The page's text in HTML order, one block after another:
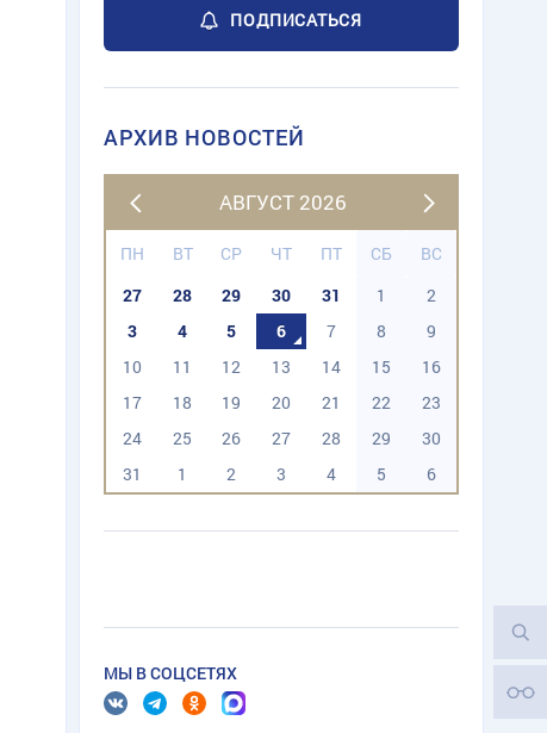
ПОДПИСАТЬСЯ
АРХИВ НОВОСТЕЙ
АВГУСТ 2026
ПН ВТ СР ЧТ ПТ СБ
ВС
27
28 29 30 31 1
2
3
4 5 6 7 8
9
10
11 12 13 14 15
16
17
18 19 20 21 22
23
24
25 26 27 28 29
30
31
1 2 3 4 5 6
МЫ В СОЦСЕТЯХ